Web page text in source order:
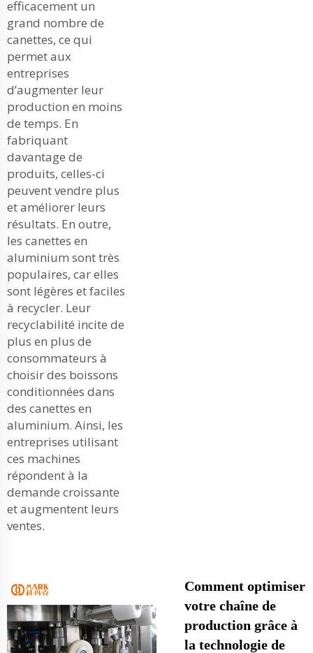
efficacement un
grand nombre de
canettes, ce qui
permet aux
entreprises
d’augmenter leur
production en moins
de temps. En
fabriquant
davantage de
produits, celles-ci
peuvent vendre plus
et améliorer leurs
résultats. En outre,
les canettes en
aluminium sont très
populaires, car elles
sont légères et faciles
à recycler. Leur
recyclabilité incite de
plus en plus de
consommateurs à
choisir des boissons
conditionnées dans
des canettes en
aluminium. Ainsi, les
entreprises utilisant
ces machines
répondent à la
demande croissante
et augmentent leurs
ventes.
Comment optimiser
votre chaîne de
production grâce à
la technologie de